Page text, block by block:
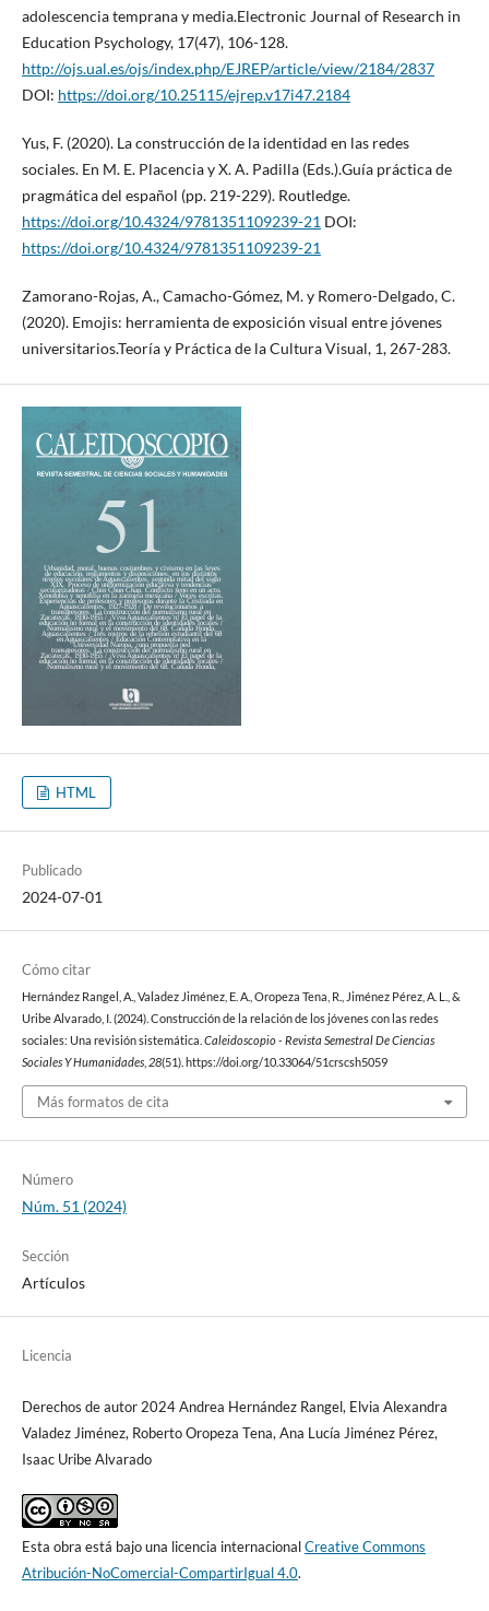
adolescencia temprana y media.Electronic Journal of Research in
Education Psychology, 17(47), 106-128.
http://ojs.ual.es/ojs/index.php/EJREP/article/view/2184/2837
DOI: https://doi.org/10.25115/ejrep.v17i47.2184
Yus, F. (2020). La construcción de la identidad en las redes
sociales. En M. E. Placencia y X. A. Padilla (Eds.).Guía práctica de
pragmática del español (pp. 219-229). Routledge.
https://doi.org/10.4324/9781351109239-21 DOI:
https://doi.org/10.4324/9781351109239-21
Zamorano-Rojas, A., Camacho-Gómez, M. y Romero-Delgado, C.
(2020). Emojis: herramienta de exposición visual entre jóvenes
universitarios.Teoría y Práctica de la Cultura Visual, 1, 267-283.
HTML
Publicado
2024-07-01
Cómo citar
Hernández Rangel, A., Valadez Jiménez, E. A., Oropeza Tena, R., Jiménez Pérez, A. L., &
Uribe Alvarado, I. (2024). Construcción de la relación de los jóvenes con las redes
sociales: Una revisión sistemática.Caleidoscopio - Revista Semestral De Ciencias
Sociales Y Humanidades,28(51). https://doi.org/10.33064/51crscsh5059
Más formatos de cita
Número
Núm. 51 (2024)
Sección
Artículos
Licencia
Derechos de autor 2024 Andrea Hernández Rangel, Elvia Alexandra
Valadez Jiménez, Roberto Oropeza Tena, Ana Lucía Jiménez Pérez,
Isaac Uribe Alvarado
Esta obra está bajo una licencia internacionalCreative Commons
Atribución-NoComercial-CompartirIgual 4.0.